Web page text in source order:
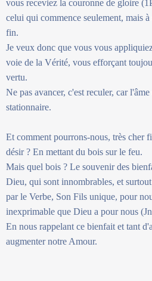
vous receviez la couronne de gloire
celui qui commence seulement, mais
fin.
Je veux donc que vous vous
voie de la Vérité, vous efforçant
vertu.
Ne pas avancer, c'est reculer, car
stationnaire.
Et comment pourrons-nous, très cher
désir ? En mettant du bois sur le feu.
Mais quel bois ? Le souvenir des
Dieu, qui sont innombrables, et
par le Verbe, Son Fils unique, pour
inexprimable que Dieu a pour nous
En nous rappelant ce bienfait et tant
augmenter notre Amour.